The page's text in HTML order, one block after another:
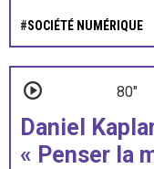
#SOCIÉTÉ NUMÉRIQUE
80"
Daniel
« Penser la